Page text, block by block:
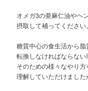
オメガ3の亜麻仁油やヘ
摂取して補ってください。
糖質中心の食生活から
転換しなければならない
そのための様々なやり方
理解していただけました